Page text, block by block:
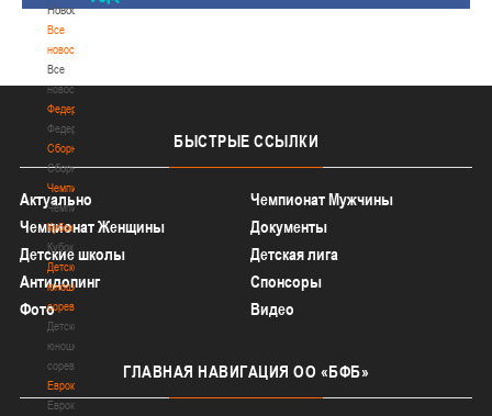
Новости
Все
новости
Все
новости
Федерация
Федерация
Сборные
Сборные
Чемпионат
Чемпионат
Кубок
Кубок
Детско-
юношеские
соревнования
Детско-
юношеские
соревнования
Еврокубки
Еврокубки
БЫСТРЫЕ ССЫЛКИ
Актуально
Чемпионат Мужчины
Чемпионат Женщины
Документы
Детские школы
Детская лига
Антидопинг
Спонсоры
Фото
Видео
ГЛАВНАЯ НАВИГАЦИЯ ОО «БФБ»